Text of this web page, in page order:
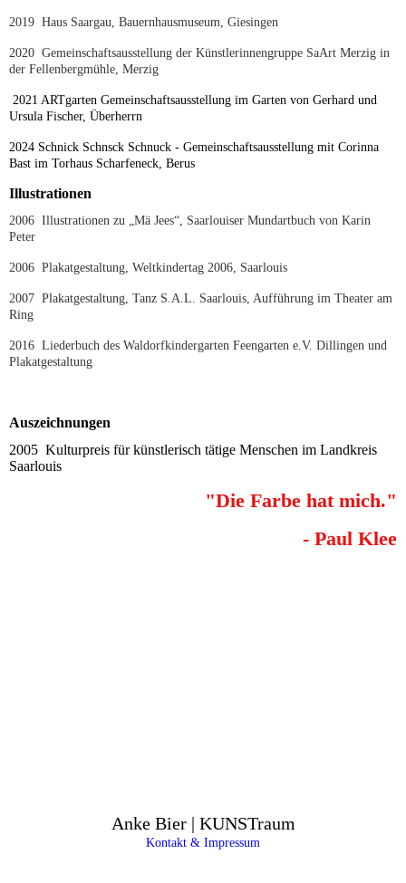
2019 Haus Saargau, Bauernhausmuseum, Giesingen
2020 Gemeinschaftsausstellung der Künstlerinnengruppe SaArt Merzig in
der Fellenbergmühle, Merzig
2021 ARTgarten Gemeinschaftsausstellung im Garten von Gerhard und
Ursula Fischer, Überherrn
2024 Schnick Schnsck Schnuck - Gemeinschaftsausstellung mit Corinna
Bast im Torhaus Scharfeneck, Berus
Illustrationen
2006 Illustrationen zu „Mä Jees“, Saarlouiser Mundartbuch von Karin
Peter
2006 Plakatgestaltung, Weltkindertag 2006, Saarlouis
2007 Plakatgestaltung, Tanz S.A.L. Saarlouis, Aufführung im Theater am
Ring
2016 Liederbuch des Waldorfkindergarten Feengarten e.V. Dillingen und
Plakatgestaltung
Auszeichnungen
2005 Kulturpreis für künstlerisch tätige Menschen im Landkreis
Saarlouis
"Die Farbe hat mich."
- Paul Klee
Anke Bier | KUNSTraum
Kontakt & Impressum